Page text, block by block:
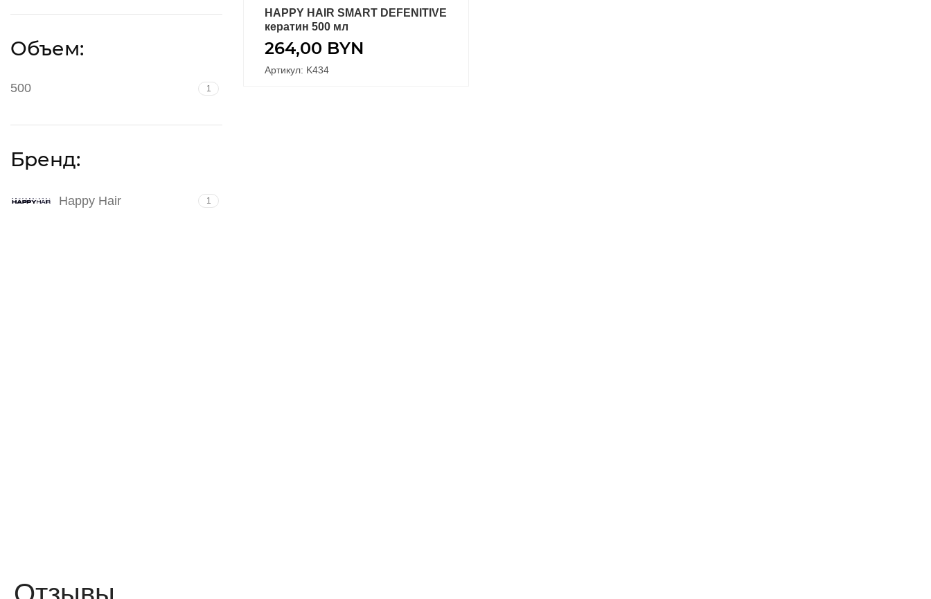
Объем:
500 1
Бренд:
Happy Hair 1
В КОРЗИНУ
HAPPY HAIR SMART DEFENITIVE
кератин 500 мл
264,00 BYN
Артикул: K434